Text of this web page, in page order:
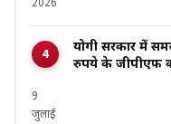
2026
योगी सरकार में
रुपये के जीपीएफ
9
जुलाई